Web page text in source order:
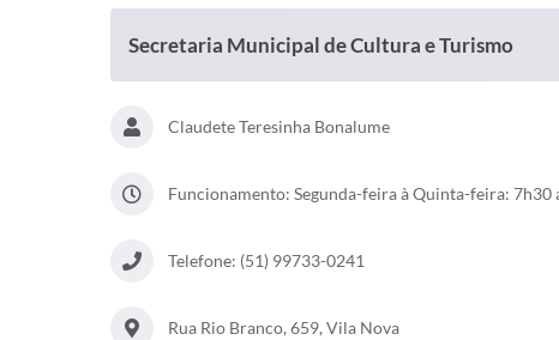
Secretaria Municipal de Cultura e Turismo
Claudete Teresinha Bonalume
Funcionamento: Segunda-feira à Quinta-feira: 7h30
Telefone: (51) 99733-0241
Rua Rio Branco, 659, Vila Nova